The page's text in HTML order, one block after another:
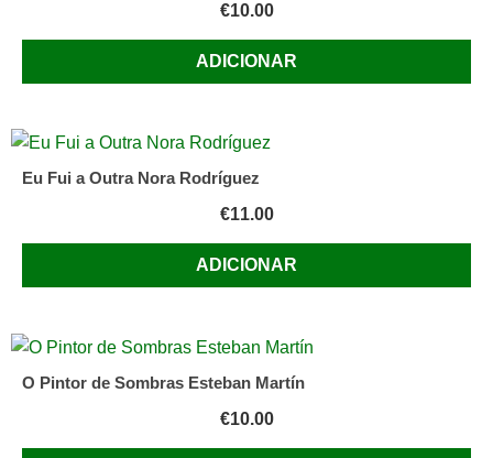
€10.00
ADICIONAR
Eu Fui a Outra Nora Rodríguez
€11.00
ADICIONAR
O Pintor de Sombras Esteban Martín
€10.00